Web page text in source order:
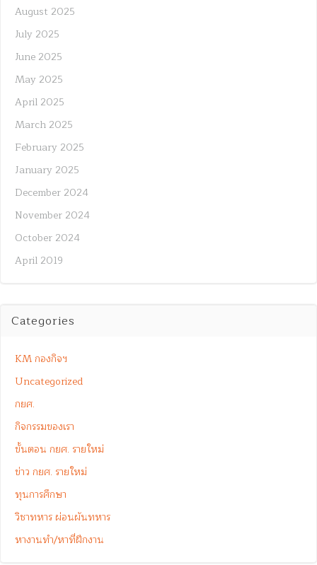
August 2025
July 2025
June 2025
May 2025
April 2025
March 2025
February 2025
January 2025
December 2024
November 2024
October 2024
April 2019
Categories
KM กองกิจฯ
Uncategorized
กยศ.
กิจกรรมของเรา
ขั้นตอน กยศ. รายใหม่
ข่าว กยศ. รายใหม่
ทุนการศึกษา
วิชาทหาร ผ่อนผันทหาร
หางานทำ/หาที่ฝึกงาน